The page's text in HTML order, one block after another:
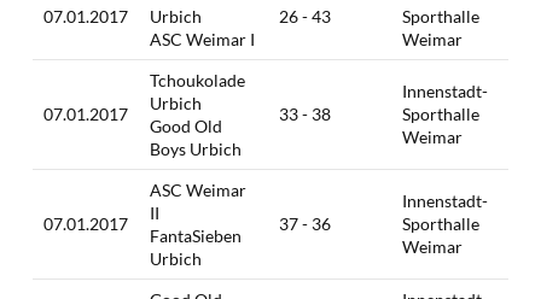
07.01.2017
Urbich
ASC Weimar I
26 - 43
Sporthalle
Weimar
07.01.2017
Tchoukolade
Urbich
Good Old
Boys Urbich
33 - 38
Innenstadt-
Sporthalle
Weimar
07.01.2017
ASC Weimar
II
FantaSieben
Urbich
37 - 36
Innenstadt-
Sporthalle
Weimar